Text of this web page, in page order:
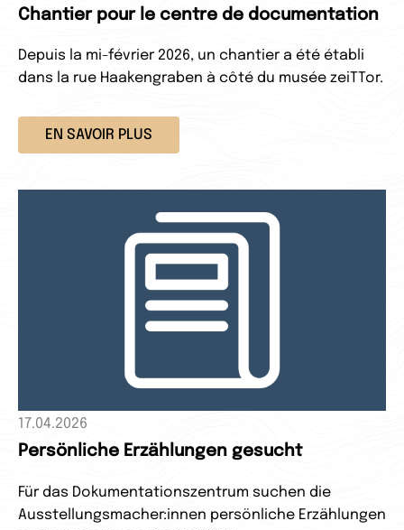
Chantier pour le centre de documentation
Depuis la mi-février 2026, un chantier a été établi
dans la rue Haakengraben à côté du musée zeiTTor.
EN SAVOIR PLUS
Persönliche Erzählungen gesucht
17.04.2026
Für das Dokumentationszentrum suchen die
Ausstellungsmacher:innen persönliche Erzählungen